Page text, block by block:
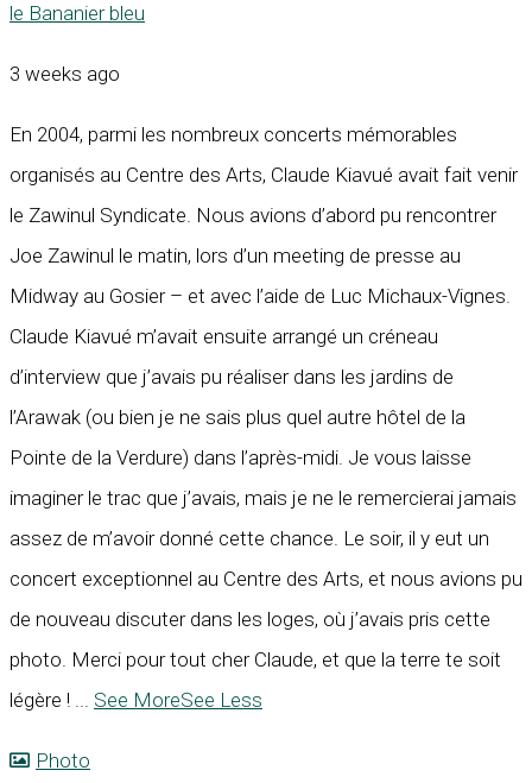
le Bananier bleu
3 weeks ago
En 2004, parmi les nombreux concerts mémorables
organisés au Centre des Arts, Claude Kiavué avait fait venir
le Zawinul Syndicate. Nous avions d’abord pu rencontrer
Joe Zawinul le matin, lors d’un meeting de presse au
Midway au Gosier – et avec l’aide de Luc Michaux-Vignes.
Claude Kiavué m’avait ensuite arrangé un créneau
d’interview que j’avais pu réaliser dans les jardins de
l’Arawak (ou bien je ne sais plus quel autre hôtel de la
Pointe de la Verdure) dans l’après-midi. Je vous laisse
imaginer le trac que j’avais, mais je ne le remercierai jamais
assez de m’avoir donné cette chance. Le soir, il y eut un
concert exceptionnel au Centre des Arts, et nous avions pu
de nouveau discuter dans les loges, où j’avais pris cette
photo. Merci pour tout cher Claude, et que la terre te soit
légère ! ... See MoreSee Less
Photo